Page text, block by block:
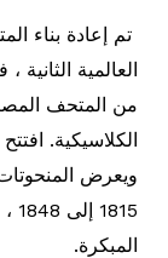
تم إعادة بناء
من المتحف
ويعرض
المبكرة.